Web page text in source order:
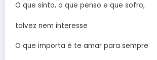
O que sinto, o que penso e que sofro,
talvez nem interesse
O que importa é te amar para sempre